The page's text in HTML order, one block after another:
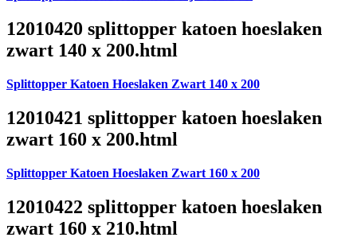
12010420 splittopper katoen hoeslaken
zwart 140 x 200.html
Splittopper Katoen Hoeslaken Zwart 140 x 200
12010421 splittopper katoen hoeslaken
zwart 160 x 200.html
Splittopper Katoen Hoeslaken Zwart 160 x 200
12010422 splittopper katoen hoeslaken
zwart 160 x 210.html